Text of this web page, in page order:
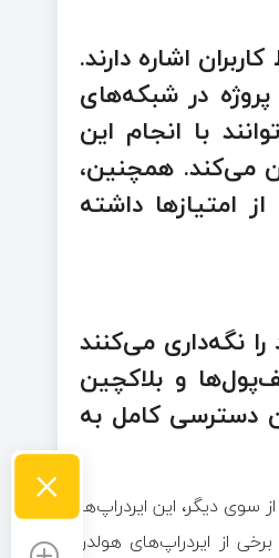
اشاره دارند.
در شبکه‌های
با انجام این
می‌کند. همچنین،
امتیازها داشته
نگه‌داری می‌کنند
و بلاکچین
دسترسی کامل به
دیگر، این ایردراپ‌ها
از ایردراپ‌های هولدر
×